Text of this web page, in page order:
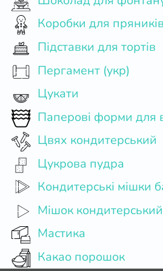
Коробки для пряників
Підставки для тортів
Пергамент (укр)
Цукати
Паперові форми для
Цвях кондитерський
Цукрова пудра
Кондитерські мішки
Мішок
Мастика
Какао порошок